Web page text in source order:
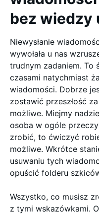
bez wiedzy
Niewysłanie
wywołała u nas
trudnym zadaniem. To
czasami natychmiast
wiadomości. Dobrze
zostawić przeszłość
możliwe. Miejmy
osoba w ogóle
zrobić, to ćwiczyć
możliwe. Wkrótce
usuwaniu tych
opuścić folderu
Wszystko, co musisz
z tymi wskazówkami.